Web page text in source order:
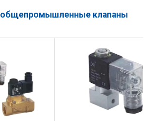
общепромышленные клапаны